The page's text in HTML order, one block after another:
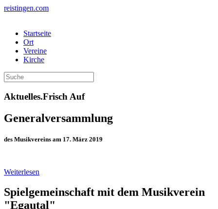
reistingen.com
Startseite
Ort
Vereine
Kirche
Aktuelles.Frisch Auf
Generalversammlung
des Musikvereins am 17. März 2019
Weiterlesen
Spielgemeinschaft mit dem Musikverein
"Egautal"